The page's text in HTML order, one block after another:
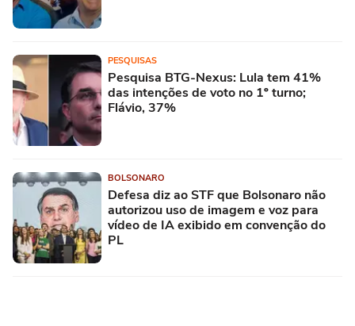
PESQUISAS
Pesquisa BTG-Nexus: Lula tem 41%
das intenções de voto no 1º turno;
Flávio, 37%
BOLSONARO
Defesa diz ao STF que Bolsonaro não
autorizou uso de imagem e voz para
vídeo de IA exibido em convenção do
PL